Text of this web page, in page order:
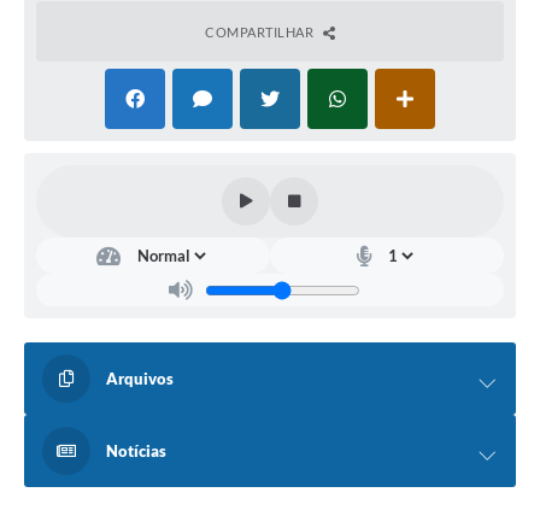
COMPARTILHAR
Arquivos
Notícias